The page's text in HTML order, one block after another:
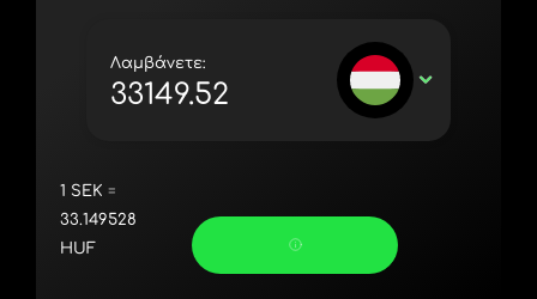
Portugal (Português)
Sverige (Svenska)
Україна (Українська)
Λαμβάνετε:
1 SEK =
33.149528
HUF